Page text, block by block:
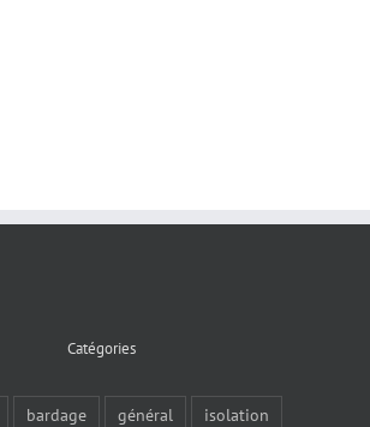
Catégories
bardage général
isolation